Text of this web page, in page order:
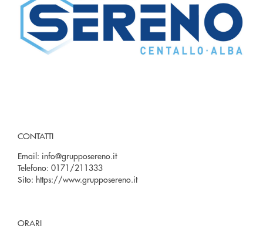
CONTATTI
Email: info@grupposereno.it
Telefono: 0171/211333
Sito: https://www.grupposereno.it
ORARI